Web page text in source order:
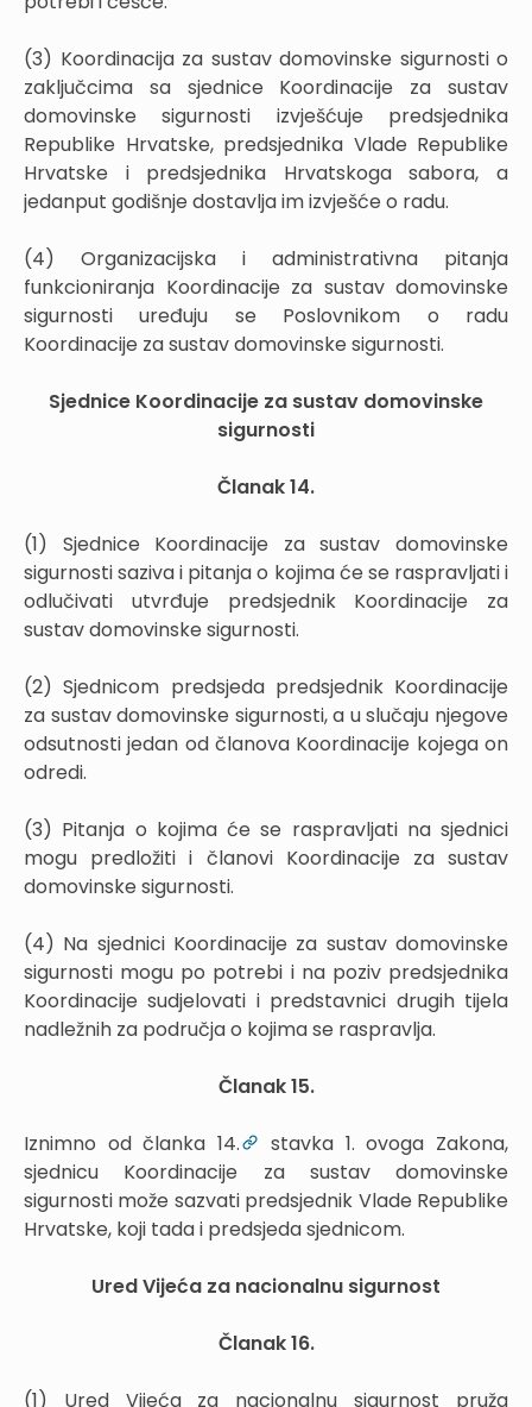
(3) Koordinacija za sustav domovinske sigurnosti o
zaključcima sa sjednice Koordinacije za sustav
domovinske sigurnosti izvješćuje predsjednika
Republike Hrvatske, predsjednika Vlade Republike
Hrvatske i predsjednika Hrvatskoga sabora, a
jedanput godišnje dostavlja im izvješće o radu.
(4) Organizacijska i administrativna pitanja
funkcioniranja Koordinacije za sustav domovinske
sigurnosti uređuju se Poslovnikom o radu
Koordinacije za sustav domovinske sigurnosti.
Sjednice Koordinacije za sustav domovinske
sigurnosti
Članak 14.
(1) Sjednice Koordinacije za sustav domovinske
sigurnosti saziva i pitanja o kojima će se raspravljati i
odlučivati utvrđuje predsjednik Koordinacije za
sustav domovinske sigurnosti.
(2) Sjednicom predsjeda predsjednik Koordinacije
za sustav domovinske sigurnosti, a u slučaju njegove
odsutnosti jedan od članova Koordinacije kojega on
odredi.
(3) Pitanja o kojima će se raspravljati na sjednici
mogu predložiti i članovi Koordinacije za sustav
domovinske sigurnosti.
(4) Na sjednici Koordinacije za sustav domovinske
sigurnosti mogu po potrebi i na poziv predsjednika
Koordinacije sudjelovati i predstavnici drugih tijela
nadležnih za područja o kojima se raspravlja.
Članak 15.
Iznimno od članka 14.
stavka 1. ovoga Zakona,
sjednicu Koordinacije za sustav domovinske
sigurnosti može sazvati predsjednik Vlade Republike
Hrvatske, koji tada i predsjeda sjednicom.
Ured Vijeća za nacionalnu sigurnost
Članak 16.
(1) Ured Vijeća za nacionalnu sigurnost pruža